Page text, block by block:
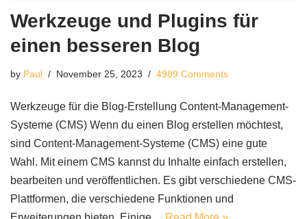
Werkzeuge und Plugins für
einen besseren Blog
by Paul November 25, 2023 4989 Comments
Werkzeuge für die Blog-Erstellung Content-Management-
Systeme (CMS) Wenn du einen Blog erstellen möchtest,
sind Content-Management-Systeme (CMS) eine gute
Wahl. Mit einem CMS kannst du Inhalte einfach erstellen,
bearbeiten und veröffentlichen. Es gibt verschiedene CMS-
Plattformen, die verschiedene Funktionen und